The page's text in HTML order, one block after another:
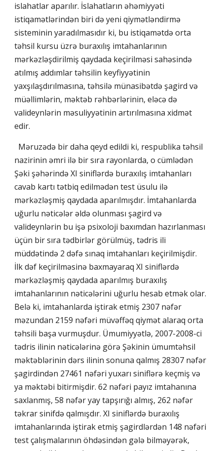
islahatlar aparılır. İslahatların əhəmiyyəti
istiqamətlərindən biri də yeni qiymətləndirmə
sisteminin yaradılmasıdır ki, bu istiqamətdə orta
təhsil kursu üzrə buraxılış imtahanlarının
mərkəzləşdirilmiş qaydada keçirilməsi sahəsində
atılmış addımlar təhsilin keyfiyyətinin
yaxşılaşdırılmasına, təhsilə münasibətdə şagird və
müəllimlərin, məktəb rəhbərlərinin, eləcə də
valideynlərin məsuliyyətinin artırılmasına xidmət
edir.
Məruzədə bir daha qeyd edildi ki, respublika təhsil
nazirinin əmri ilə bir sıra rayonlarda, o cümlədən
Şəki şəhərində XI siniflərdə buraxılış imtahanları
cavab kartı tətbiq edilmədən test üsulu ilə
mərkəzləşmiş qaydada aparılmışdır. İmtahanlarda
uğurlu nəticələr əldə olunması şagird və
valideynlərin bu işə psixoloji baxımdan hazırlanması
üçün bir sıra tədbirlər görülmüş, tədris ili
müddətində 2 dəfə sınaq imtahanları keçirilmişdir.
İlk dəf keçirilməsinə baxmayaraq XI siniflərdə
mərkəzləşmiş qaydada aparılmış buraxılış
imtahanlarının nəticələrini uğurlu hesab etmək olar.
Belə ki, imtahanlarda iştirak etmiş 2307 nəfər
məzundan 2159 nəfəri müvəffəq qiymət alaraq orta
təhsili başa vurmuşdur. Ümumiyyətlə, 2007-2008-ci
tədris ilinin nəticələrinə görə Şəkinin ümumtəhsil
məktəblərinin dərs ilinin sonuna qalmış 28307 nəfər
şagirdindən 27461 nəfəri yuxarı siniflərə keçmiş və
ya məktəbi bitirmişdir. 62 nəfəri payız imtahanına
saxlanmış, 58 nəfər yay tapşırığı almış, 262 nəfər
təkrar sinifdə qalmışdır. XI siniflərdə buraxılış
imtahanlarında iştirak etmiş şagirdlərdən 148 nəfəri
test çalışmalarının öhdəsindən gələ bilməyərək,